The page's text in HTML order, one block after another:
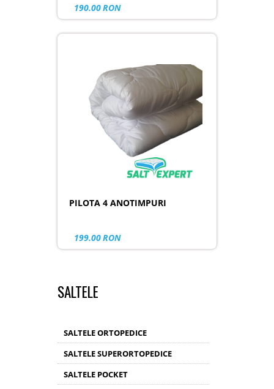
190.00RON
PILOTA 4 ANOTIMPURI
199.00RON
SALTELE
SALTELE ORTOPEDICE
SALTELE SUPERORTOPEDICE
SALTELE POCKET